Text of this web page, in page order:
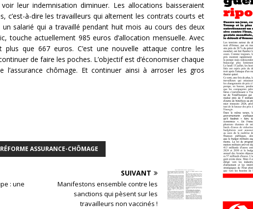
leur indemnisation diminuer. Les allocations baisseraient
c’est-à-dire les travailleurs qui alternent les contrats courts et
salarié qui a travaillé pendant huit mois au cours des deux
touche actuellement 985 euros d’allocation mensuelle. Avec
que 667 euros. C’est une nouvelle attaque contre les
de faire les poches. L’objectif est d’économiser chaque
l’assurance chômage. Et continuer ainsi à arroser les gros
RÉFORME ASSURANCE-CHÔMAGE
: une
SUIVANT
Manifestons ensemble contre les
sanctions qui pèsent sur les
travailleurs non vaccinés !